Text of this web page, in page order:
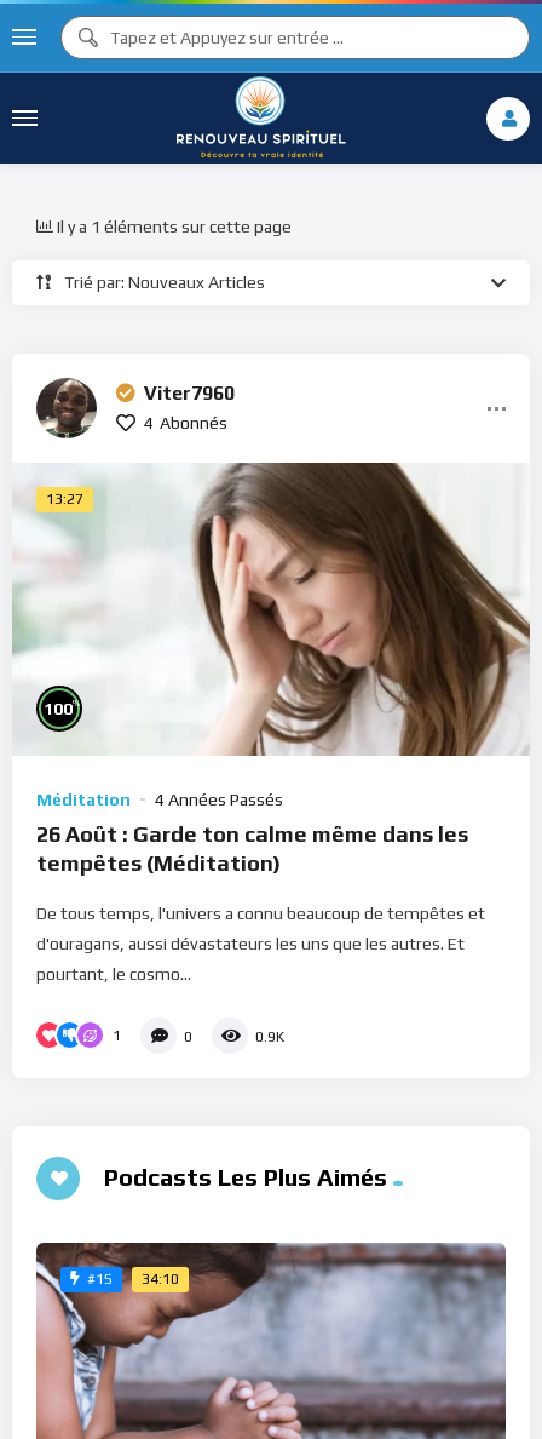
Trié par: Nouveaux Articles
Il y a 1 éléments sur cette page
Viter7960
4 Abonnés
13:27
100%
Méditation 4 Années Passés
26 Août : Garde ton calme même dans les
tempêtes (Méditation)
De tous temps, l'univers a connu beaucoup de tempêtes et
d'ouragans, aussi dévastateurs les uns que les autres. Et
pourtant, le cosmo...
1 0 0.9K
Podcasts Les Plus Aimés
#15 34:10